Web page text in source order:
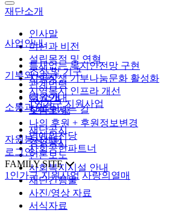
재단소개
인사말
미션과 비전
설립목적 및 연혁
조직 및 기구
관계법령
CI 소개
찾아오시는 길
사업안내
틈새없는 복지안전망 구현
지역상생 기부나눔문화 활성화
지역복지 인프라 개선
1인가구 지원사업
기부와 나눔
후원안내
모금 현황
나의 후원 + 후원정보변경
명예의전당
사회공헌파트너
소통과 알림
재단공지
경영공시
언론보도
사회복지시설 안내
재단간행물
사진/영상 자료
서식자료
자원봉사센터
로그인
FAMILY SITE
1인가구 지원사업 사랑의열매